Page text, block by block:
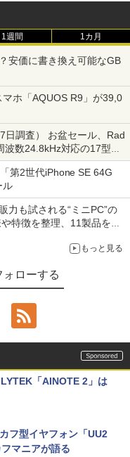
1週間 1カ月
安価に書き換え可能なGB
ホ「AQUOS R9」が39,0
日調査） お盆セール、Rad
数24.8kHz対応の17型モ
ル ほか
第2世代iPhone SE 64G
ル
力も試される“ミニPC”の
特徴を整理、11製品をピ
もっと見る
ローする
「AINOTE 2」は
フ型イヤフォン「UU2
マニアが語る